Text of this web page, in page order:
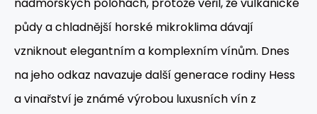
půdy a chladnější horské mikroklima dávají
vzniknout elegantním a komplexním vínům. Dnes
na jeho odkaz navazuje další generace rodiny Hess
a vinařství je známé výrobou luxusních vín z